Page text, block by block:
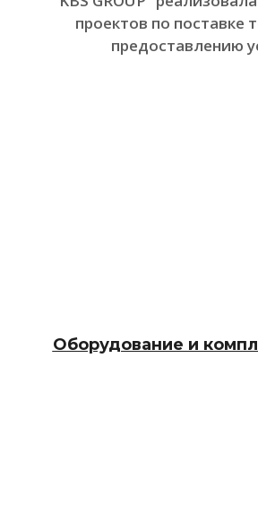
Контакты
проектов по поставке
предоставлению
Оборудование и